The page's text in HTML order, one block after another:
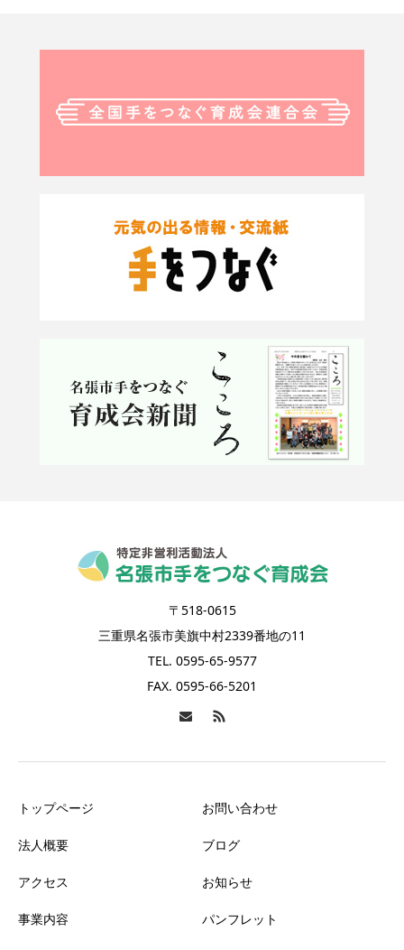
〒518-0615
三重県名張市美旗中村2339番地の11
TEL. 0595-65-9577
FAX. 0595-66-5201
トップページ
法人概要
アクセス
事業内容
お問い合わせ
ブログ
お知らせ
パンフレット